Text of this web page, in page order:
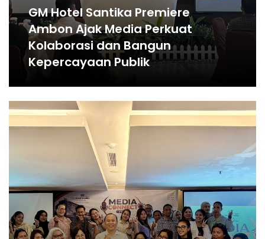
GM Hotel Santika Premiere
Ambon Ajak Media Perkuat
Kolaborasi dan Bangun
Kepercayaan Publik